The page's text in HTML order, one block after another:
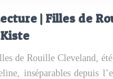
| Filles de
de Rouille Cleveland,
inséparables depuis